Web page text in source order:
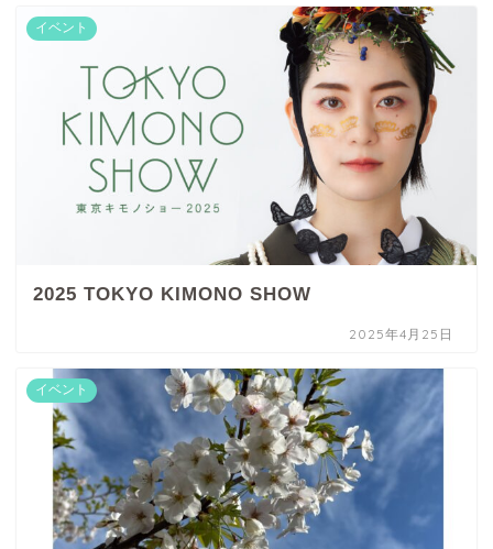
イベント
2025 TOKYO KIMONO SHOW
2025年4月25日
イベント